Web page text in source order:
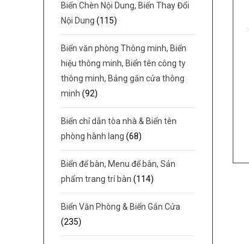
Biển Chèn Nội Dung, Biển Thay Đổi
Nội Dung (115)
Biển văn phòng Thông minh, Biển
hiệu thông minh, Biển tên công ty
thông minh, Bảng gắn cửa thông
minh (92)
Biển chỉ dẫn tòa nhà & Biển tên
phòng hành lang (68)
Biển để bàn, Menu để bàn, Sản
phẩm trang trí bàn (114)
Biển Văn Phòng & Biển Gắn Cửa
(235)